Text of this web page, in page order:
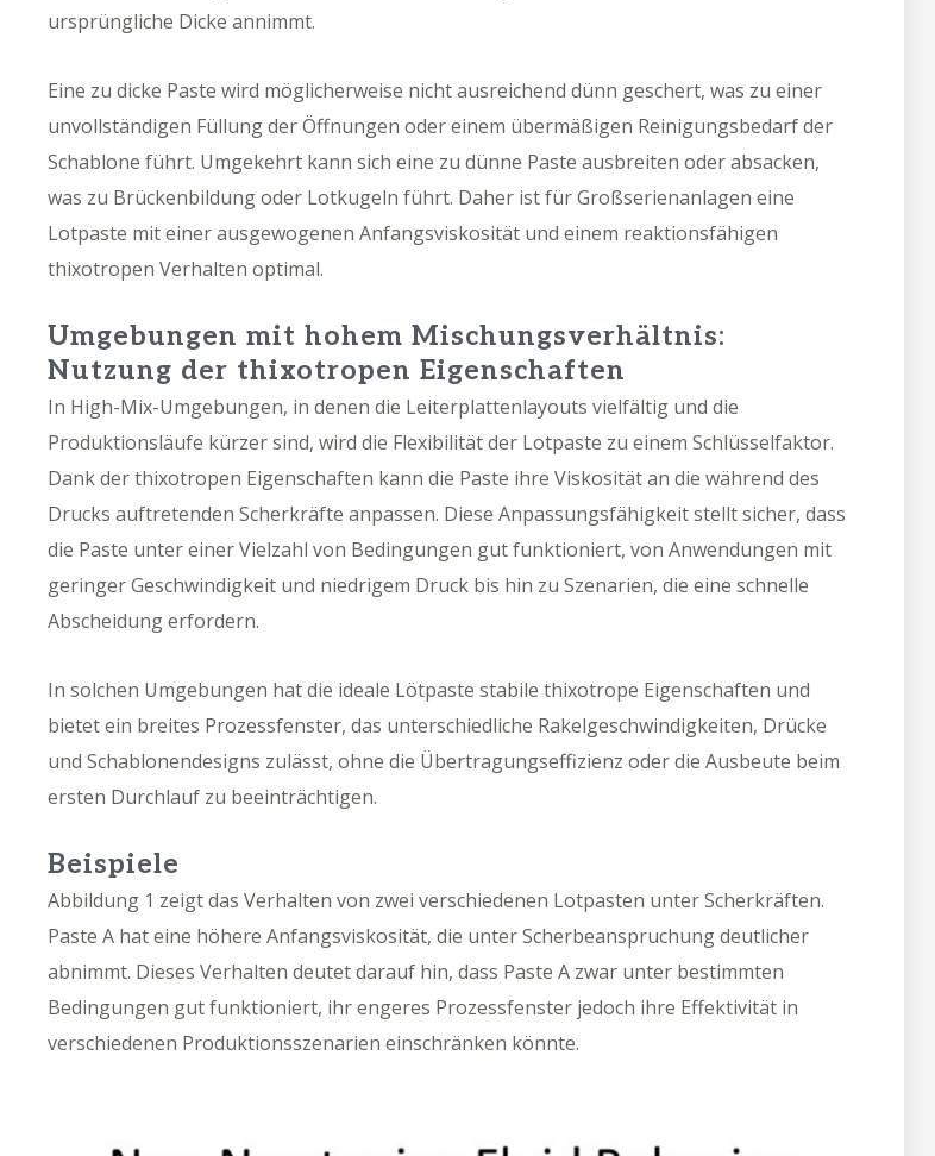
ursprüngliche Dicke annimmt.
Eine zu dicke Paste wird möglicherweise nicht ausreichend dünn geschert, was zu einer
unvollständigen Füllung der Öffnungen oder einem übermäßigen Reinigungsbedarf der
Schablone führt. Umgekehrt kann sich eine zu dünne Paste ausbreiten oder absacken,
was zu Brückenbildung oder Lotkugeln führt. Daher ist für Großserienanlagen eine
Lotpaste mit einer ausgewogenen Anfangsviskosität und einem reaktionsfähigen
thixotropen Verhalten optimal.
Umgebungen mit hohem Mischungsverhältnis:
Nutzung der thixotropen Eigenschaften
In High-Mix-Umgebungen, in denen die Leiterplattenlayouts vielfältig und die
Produktionsläufe kürzer sind, wird die Flexibilität der Lotpaste zu einem Schlüsselfaktor.
Dank der thixotropen Eigenschaften kann die Paste ihre Viskosität an die während des
Drucks auftretenden Scherkräfte anpassen. Diese Anpassungsfähigkeit stellt sicher, dass
die Paste unter einer Vielzahl von Bedingungen gut funktioniert, von Anwendungen mit
geringer Geschwindigkeit und niedrigem Druck bis hin zu Szenarien, die eine schnelle
Abscheidung erfordern.
In solchen Umgebungen hat die ideale Lötpaste stabile thixotrope Eigenschaften und
bietet ein breites Prozessfenster, das unterschiedliche Rakelgeschwindigkeiten, Drücke
und Schablonendesigns zulässt, ohne die Übertragungseffizienz oder die Ausbeute beim
ersten Durchlauf zu beeinträchtigen.
Beispiele
Abbildung 1 zeigt das Verhalten von zwei verschiedenen Lotpasten unter Scherkräften.
Paste A hat eine höhere Anfangsviskosität, die unter Scherbeanspruchung deutlicher
abnimmt. Dieses Verhalten deutet darauf hin, dass Paste A zwar unter bestimmten
Bedingungen gut funktioniert, ihr engeres Prozessfenster jedoch ihre Effektivität in
verschiedenen Produktionsszenarien einschränken könnte.